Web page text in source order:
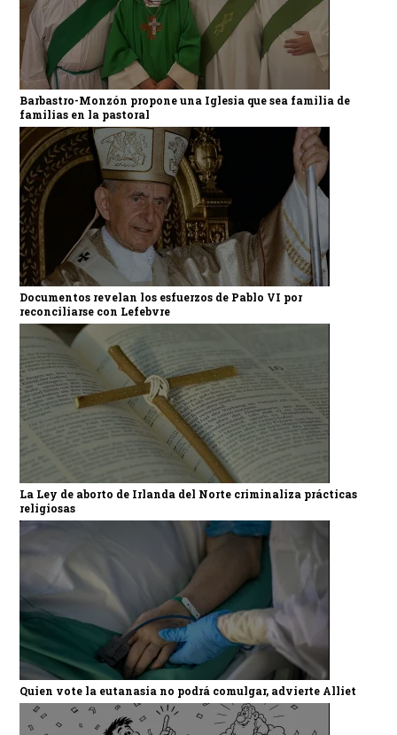
Barbastro-Monzón propone una Iglesia que sea familia de
familias en la pastoral
Documentos revelan los esfuerzos de Pablo VI por
reconciliarse con Lefebvre
La Ley de aborto de Irlanda del Norte criminaliza prácticas
religiosas
Quien vote la eutanasia no podrá comulgar, advierte Alliet